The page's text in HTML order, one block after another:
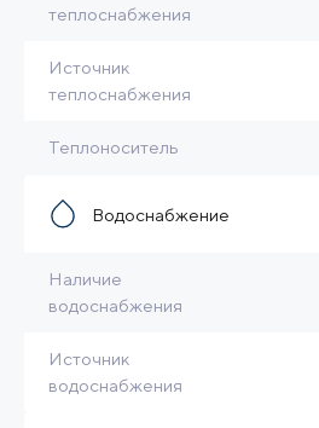
теплоснабжения
Источник
теплоснабжения
Теплоноситель
Водоснабжение
Наличие
водоснабжения
Источник
водоснабжения